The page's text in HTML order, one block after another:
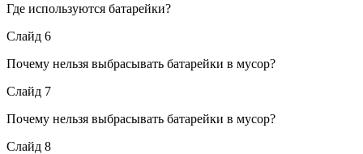
Где используются батарейки?
Слайд 6
Почему нельзя выбрасывать батарейки в мусор?
Слайд 7
Почему нельзя выбрасывать батарейки в мусор?
Слайд 8